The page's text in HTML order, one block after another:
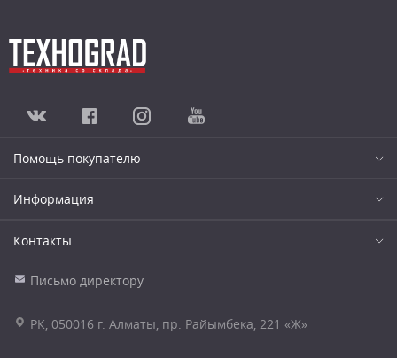
Помощь покупателю
Информация
Контакты
Письмо директору
РК, 050016 г. Алматы, пр. Райымбека, 221 «Ж»